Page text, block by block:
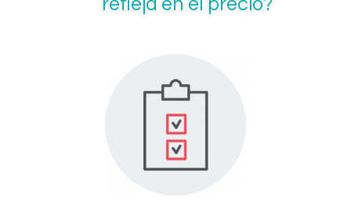
refleja en el precio?